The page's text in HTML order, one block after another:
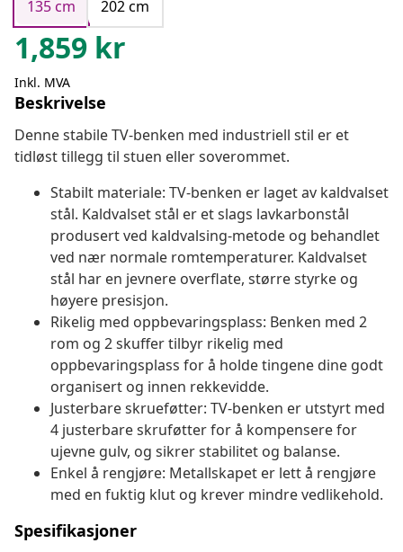
135 cm
202 cm
1,859 kr
Inkl. MVA
Beskrivelse
Denne stabile TV-benken med industriell stil er et
tidløst tillegg til stuen eller soverommet.
Stabilt materiale: TV-benken er laget av kaldvalset
stål. Kaldvalset stål er et slags lavkarbonstål
produsert ved kaldvalsing-metode og behandlet
ved nær normale romtemperaturer. Kaldvalset
stål har en jevnere overflate, større styrke og
høyere presisjon.
Rikelig med oppbevaringsplass: Benken med 2
rom og 2 skuffer tilbyr rikelig med
oppbevaringsplass for å holde tingene dine godt
organisert og innen rekkevidde.
Justerbare skrueføtter: TV-benken er utstyrt med
4 justerbare skruføtter for å kompensere for
ujevne gulv, og sikrer stabilitet og balanse.
Enkel å rengjøre: Metallskapet er lett å rengjøre
med en fuktig klut og krever mindre vedlikehold.
Spesifikasjoner